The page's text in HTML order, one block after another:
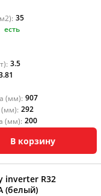
35
есть
3.5
(мм): 907
(мм): 292
(мм): 200
В корзину
inverter R32
(белый)